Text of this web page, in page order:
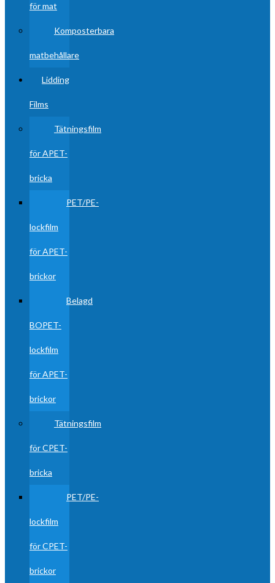
för mat
Komposterbara
matbehållare
Lidding
Films
Tätningsfilm
för APET-
bricka
PET/PE-
lockfilm
för APET-
brickor
Belagd
BOPET-
lockfilm
för APET-
brickor
Tätningsfilm
för CPET-
bricka
PET/PE-
lockfilm
för CPET-
brickor